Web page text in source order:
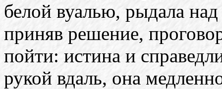
белой вуалью, рыдала
приняв решение,
пойти: истина и
рукой вдаль, она